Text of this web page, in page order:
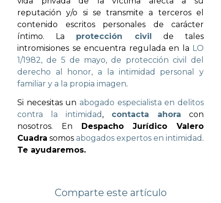
reputación y/o si se transmite a terceros el
contenido escritos personales de carácter
íntimo. La protección civil de tales
intromisiones se encuentra regulada en la LO
1/1982, de 5 de mayo, de protección civil del
derecho al honor, a la intimidad personal y
familiar y a la propia imagen.
Si necesitas un abogado especialista en delitos
contra la intimidad , contacta ahora
con
nosotros. En Despacho Jurídico Valero
Cuadra somos abogados expertos en intimidad .
Te ayudaremos.
Comparte este artículo